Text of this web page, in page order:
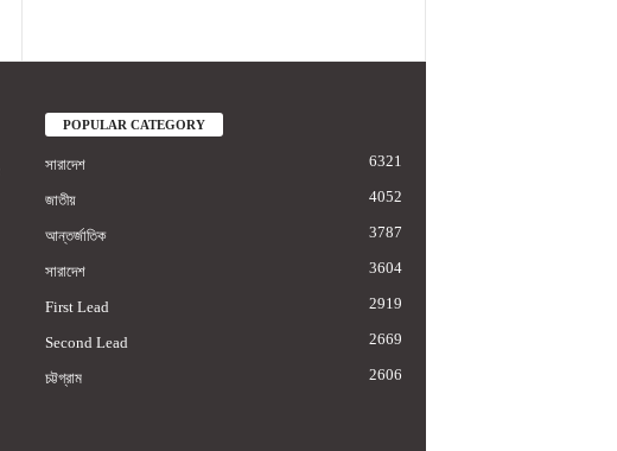
POPULAR CATEGORY
সারাদেশ 6321
জাতীয় 4052
আন্তর্জাতিক 3787
সারাদেশ 3604
First Lead 2919
Second Lead 2669
চট্টগ্রাম 2606